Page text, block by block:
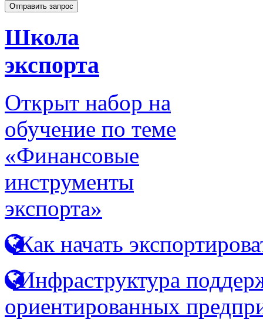
Школа
экспорта
Открыт набор на
обучение по теме
«Финансовые
инструменты
экспорта»
Как начать
Инфраструктура
ориентированных